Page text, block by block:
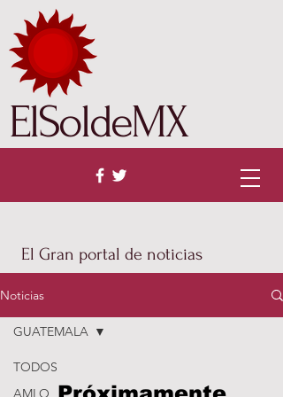
El Gran portal de noticias
ElSoldeMX
Noticias
TODOS
AMLO
GUATEMALA